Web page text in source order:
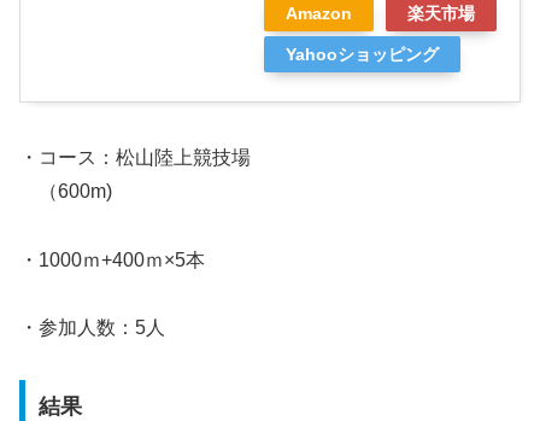
Amazon 楽天市場
Yahooショッピング
・コース：松山陸上競技場
（600m)
・1000ｍ+400ｍ×5本
・参加人数：5人
結果